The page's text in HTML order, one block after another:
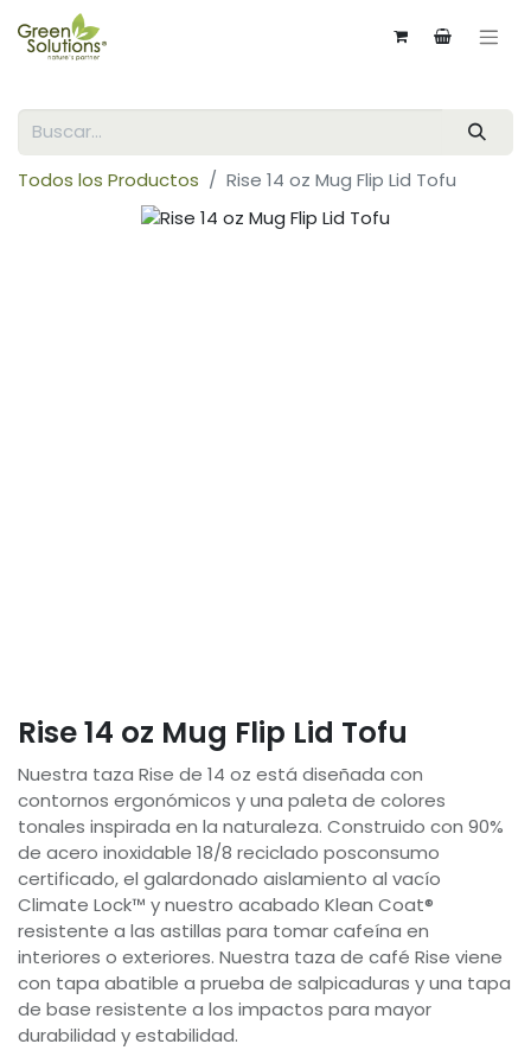
Todos los Productos Rise 14 oz Mug Flip Lid Tofu
Rise 14 oz Mug Flip Lid Tofu
Nuestra taza Rise de 14 oz está diseñada con
contornos ergonómicos y una paleta de colores
tonales inspirada en la naturaleza. Construido con 90%
de acero inoxidable 18/8 reciclado posconsumo
certificado, el galardonado aislamiento al vacío
Climate Lock™ y nuestro acabado Klean Coat®
resistente a las astillas para tomar cafeína en
interiores o exteriores. Nuestra taza de café Rise viene
con tapa abatible a prueba de salpicaduras y una tapa
de base resistente a los impactos para mayor
durabilidad y estabilidad.